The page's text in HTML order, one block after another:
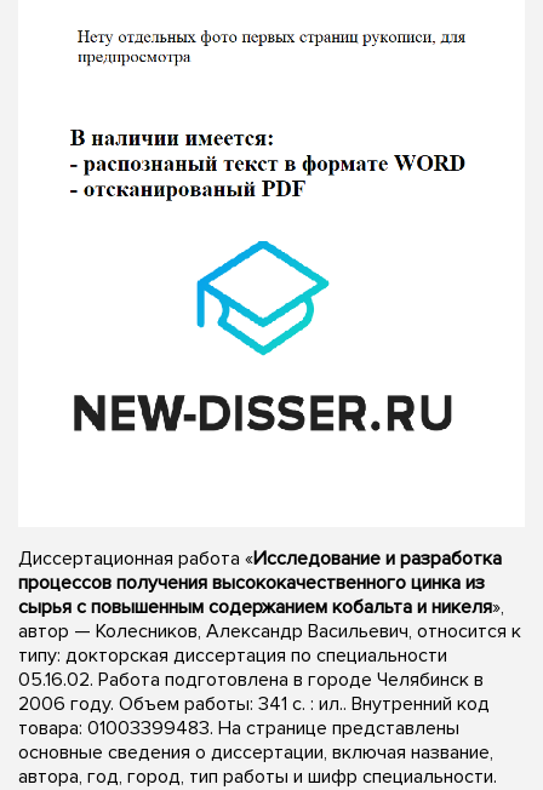
Диссертационная работа «Исследование и разработка
процессов получения высококачественного цинка из
сырья с повышенным содержанием кобальта и никеля»,
автор — Колесников, Александр Васильевич, относится к
типу: докторская диссертация по специальности
05.16.02. Работа подготовлена в городе Челябинск в
2006 году. Объем работы: 341 с. : ил.. Внутренний код
товара: 01003399483. На странице представлены
основные сведения о диссертации, включая название,
автора, год, город, тип работы и шифр специальности.